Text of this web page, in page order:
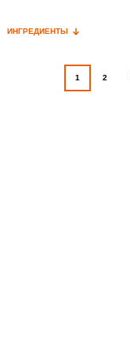
ИНГРЕДИЕНТЫ
1 2